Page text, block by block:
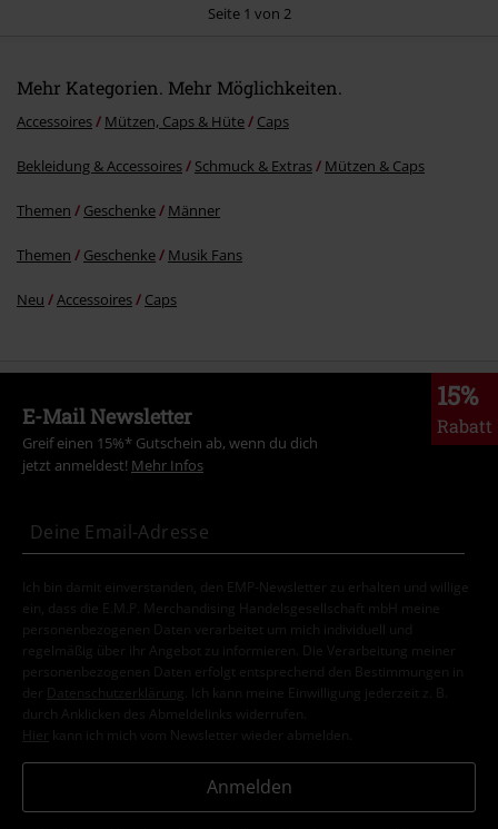
Kommentar jetzt abschicken!
Seite 1 von 2
Mehr Kategorien. Mehr Möglichkeiten.
Accessoires Mützen, Caps & Hüte Caps
Bekleidung & Accessoires Schmuck & Extras Mützen & Caps
Themen Geschenke Männer
Themen Geschenke Musik Fans
Neu Accessoires Caps
15%
Rabatt
E-Mail Newsletter
Greif einen 15%* Gutschein ab, wenn du dich
jetzt anmeldest! Mehr Infos
Ich bin damit einverstanden, den EMP-Newsletter zu erhalten und willige
ein, dass die E.M.P. Merchandising Handelsgesellschaft mbH meine
personenbezogenen Daten verarbeitet um mich individuell und
regelmäßig über ihr Angebot zu informieren. Die Verarbeitung meiner
personenbezogenen Daten erfolgt entsprechend den Bestimmungen in
der
Datenschutzerklärung
. Ich kann meine Einwilligung jederzeit z. B.
durch Anklicken des Abmeldelinks widerrufen.
Hier kann ich mich vom Newsletter wieder abmelden.
Anmelden